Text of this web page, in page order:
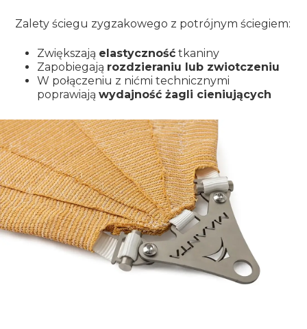
Zalety ściegu zygzakowego z potrójnym ściegiem:
Zwiększają elastycznośćtkaniny
Zapobiegają rozdzieraniu lub zwiotczeniu
W połączeniu z nićmi technicznymi
poprawiają wydajność żagli cieniujących